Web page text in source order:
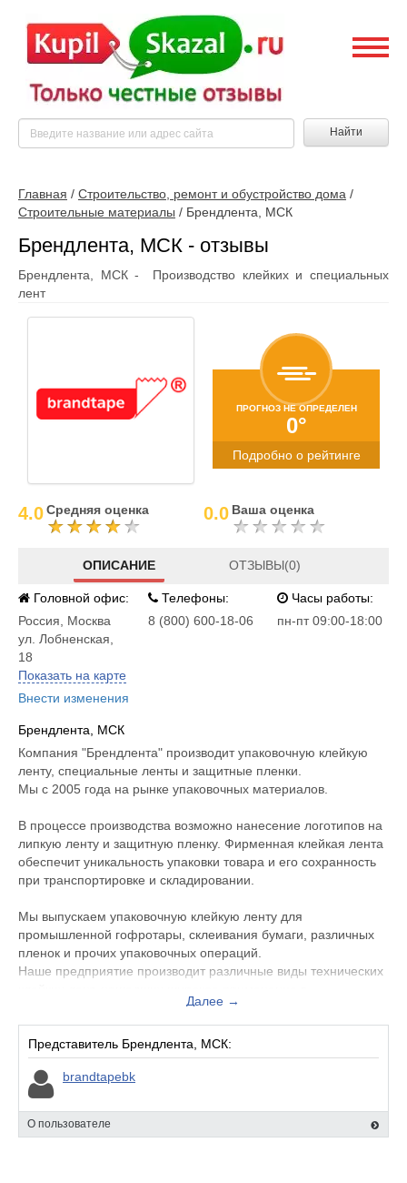
Найти
Главная / Строительство, ремонт и обустройство дома /
Строительные материалы / Брендлента, МСК
Брендлента, МСК - отзывы
Брендлента, МСК - Производство клейких и специальных
лент
ПРОГНОЗ НЕ ОПРЕДЕЛЕН
0°
Подробно о рейтинге
4.0Средняя оценка 0.0 Ваша оценка
ОПИСАНИЕ ОТЗЫВЫ(0)
Головной офис:
Россия
Москва
ул. Лобненская,
18
Показать на карте
Внести изменения
Телефоны:
8 (800) 600-18-06
Часы работы:
пн-пт 09:00-18:00
Брендлента, МСК
Компания "Брендлента" производит упаковочную клейкую
ленту, специальные ленты и защитные пленки.
Мы с 2005 года на рынке упаковочных материалов.
В процессе производства возможно нанесение логотипов на
липкую ленту и защитную пленку. Фирменная клейкая лента
обеспечит уникальность упаковки товара и его сохранность
при транспортировке и складировании.
Мы выпускаем упаковочную клейкую ленту для
промышленной гофротары, склеивания бумаги, различных
пленок и прочих упаковочных операций.
Наше предприятие производит различные виды технических
Вся продукция сертифицирована.
Мы выпускаем:
• Клейкая лента с логотипом
• Клейкая промо-лента
• Упаковочная клейкая лента
• Малярная клейкая лента
Далее →
Представитель Брендлента, МСК:
brandtapebk
О пользователе